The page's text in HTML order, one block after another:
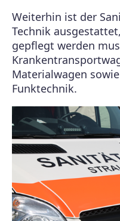
Weiterhin ist der
Technik
gepflegt werden
Materialwagen
Funktechnik.